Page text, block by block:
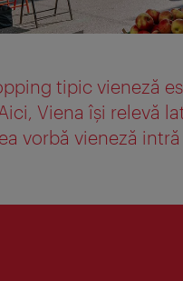
tipic vieneză
Viena îşi relevă
vorbă vieneză intră